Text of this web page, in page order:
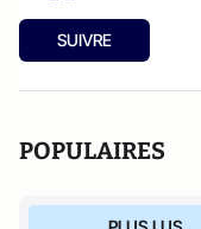
SUIVRE
POPULAIRES